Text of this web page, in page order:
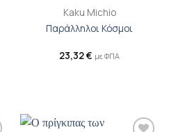
Kaku Michio
Παράλληλοι Κόσμοι
23,32€ με ΦΠΑ